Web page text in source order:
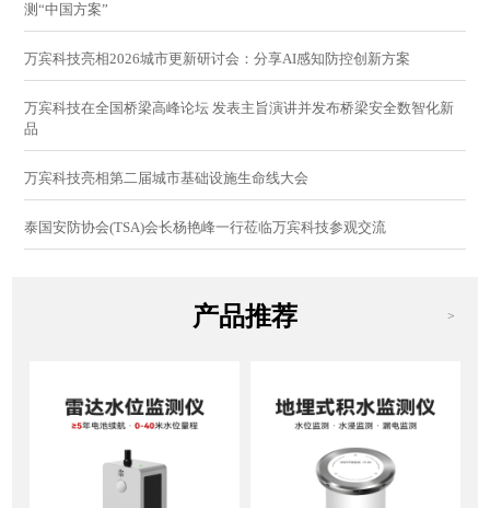
测“中国方案”
万宾科技亮相2026城市更新研讨会：分享AI感知防控创新方案
万宾科技在全国桥梁高峰论坛 发表主旨演讲并发布桥梁安全数智化新
品
万宾科技亮相第二届城市基础设施生命线大会
泰国安防协会(TSA)会长杨艳峰一行莅临万宾科技参观交流
产品推荐 >